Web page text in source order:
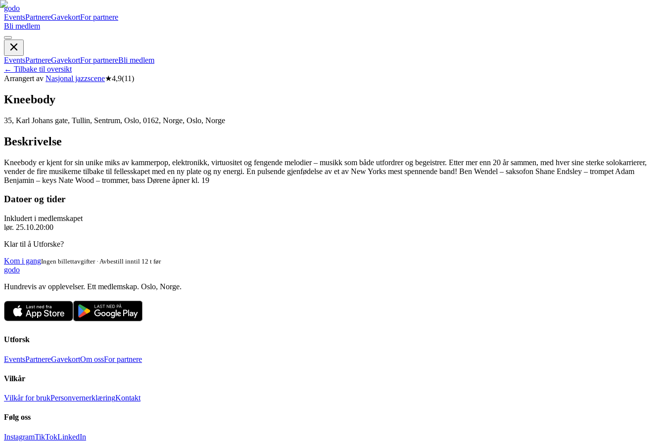
godo
EventsPartnereGavekortFor partnere
Bli medlem
EventsPartnereGavekortFor partnereBli medlem
← Tilbake til oversikt
Arrangert av Nasjonal jazzscene★4,9(11)
Kneebody
35, Karl Johans gate, Tullin, Sentrum, Oslo, 0162, Norge, Oslo, Norge
Beskrivelse
Kneebody er kjent for sin unike miks av kammerpop, elektronikk, virtuositet og fengende melodier – musikk som både utfordrer og begeistrer. Etter mer enn 20 år sammen, med hver sine sterke solokarrierer,
vender de fire musikerne tilbake til fellesskapet med en ny plate og ny energi. En pulsende gjenfødelse av et av New Yorks mest spennende band! Ben Wendel – saksofon Shane Endsley – trompet Adam
Benjamin – keys Nate Wood – trommer, bass Dørene åpner kl. 19
Datoer og tider
Inkludert i medlemskapet
lør. 25.10.20:00
Klar til å Utforske?
Kom i gangIngen billettavgifter · Avbestill inntil 12 t før
godo
Hundrevis av opplevelser. Ett medlemskap. Oslo, Norge.
Utforsk
EventsPartnereGavekortOm ossFor partnere
Vilkår
Vilkår for brukPersonvernerklæringKontakt
Følg oss
InstagramTikTokLinkedIn